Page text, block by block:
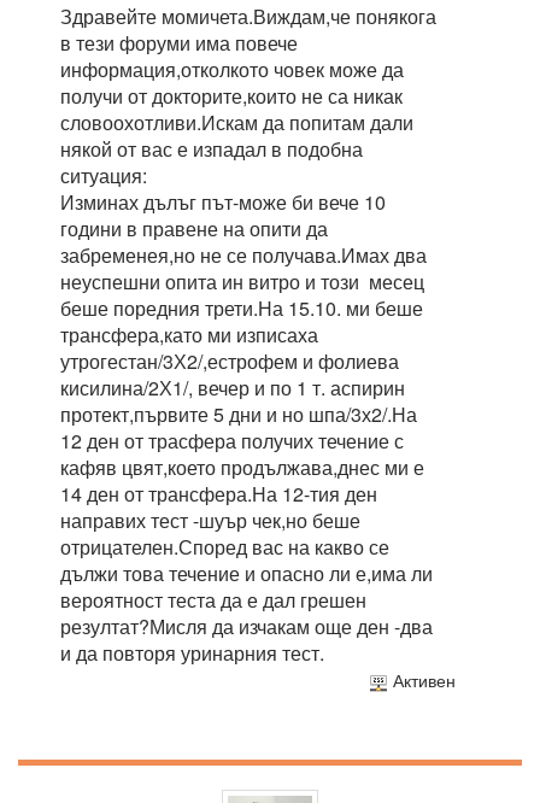
Здравейте момичета.Виждам,че понякога
в тези форуми има повече
информация,отколкото човек може да
получи от докторите,които не са никак
словоохотливи.Искам да попитам дали
някой от вас е изпадал в подобна
ситуация:
Изминах дълъг път-може би вече 10
години в правене на опити да
забременея,но не се получава.Имах два
неуспешни опита ин витро и този месец
беше поредния трети.На 15.10. ми беше
трансфера,като ми изписаха
утрогестан/3Х2/,естрофем и фолиева
кисилина/2Х1/, вечер и по 1 т. аспирин
протект,първите 5 дни и но шпа/3х2/.На
12 ден от трасфера получих течение с
кафяв цвят,което продължава,днес ми е
14 ден от трансфера.На 12-тия ден
направих тест -шуър чек,но беше
отрицателен.Според вас на какво се
дължи това течение и опасно ли е,има ли
вероятност теста да е дал грешен
резултат?Мисля да изчакам още ден -два
и да повторя уринарния тест.
Активен